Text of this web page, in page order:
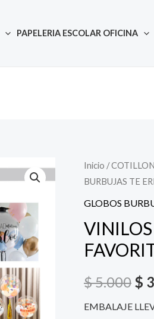
PAPELERIA ESCOLAR OFICINA
Inicio /
BURBUJAS TE
GLOBOS
VINILOS
$5.000
El
$
$
EMBALAJE